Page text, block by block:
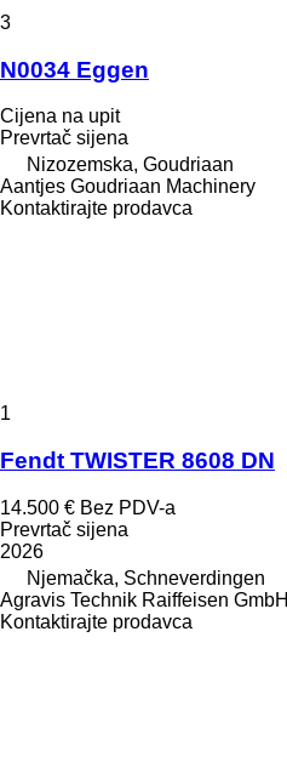
3
N0034 Eggen
Cijena na upit
Prevrtač sijena
Nizozemska, Goudriaan
Aantjes Goudriaan Machinery
Kontaktirajte prodavca
1
Fendt TWISTER 8608 DN
14.500 € Bez PDV-a
Prevrtač sijena
2026
Njemačka, Schneverdingen
Agravis Technik Raiffeisen GmbH
Kontaktirajte prodavca